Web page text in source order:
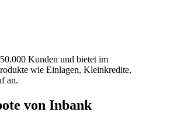
Kunden und bietet im
wie Einlagen, Kleinkredite,
an.
von Inbank